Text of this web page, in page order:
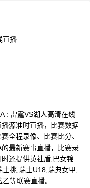
直播
: 雷霆VS湖人高清在线
源准时直播，比赛数据
全程录像、比赛比分、
最新赛事直播，比赛录
还提供英社盾,巴女锦
挑,瑞士U18,瑞典女甲,
等联赛直播。